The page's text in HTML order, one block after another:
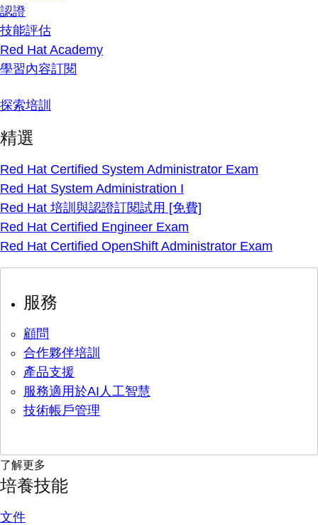
認證
技能評估
Red Hat Academy
學習內容訂閱
探索培訓
精選
Red Hat Certified System Administrator Exam
Red Hat System Administration I
Red Hat 培訓與認證訂閱試用 [免費]
Red Hat Certified Engineer Exam
Red Hat Certified OpenShift Administrator Exam
服務
顧問
合作夥伴培訓
產品支援
服務適用於AI人工智慧
技術帳戶管理
了解更多
培養技能
文件